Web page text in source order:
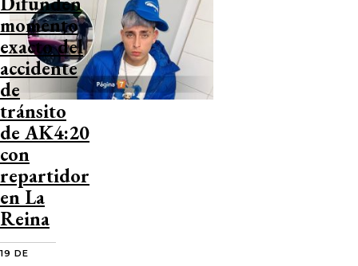
momento
exacto del
accidente
de
tránsito
de AK4:20
con
repartidor
en La
Reina
19 DE